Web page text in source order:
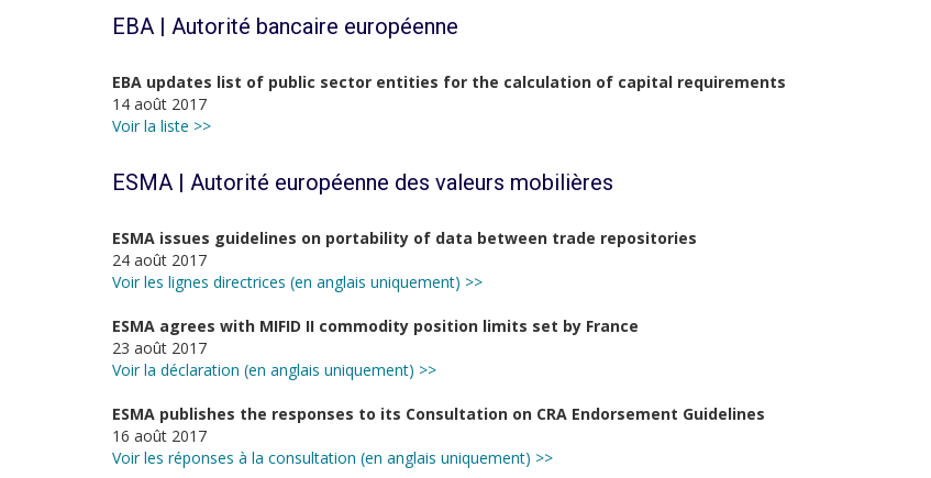
EBA | Autorité bancaire européenne
EBA updates list of public sector entities for the calculation of capital requirements
14 août 2017
Voir la liste >>
ESMA | Autorité européenne des valeurs mobilières
ESMA issues guidelines on portability of data between trade repositories
24 août 2017
Voir les lignes directrices (en anglais uniquement) >>
ESMA agrees with MIFID II commodity position limits set by France
23 août 2017
Voir la déclaration (en anglais uniquement) >>
ESMA publishes the responses to its Consultation on CRA Endorsement Guidelines
16 août 2017
Voir les réponses à la consultation (en anglais uniquement) >>